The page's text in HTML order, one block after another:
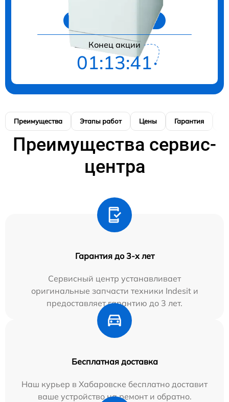
Конец акции
01:13:40
Преимущества Этапы работ Цены Гарантия
Преимущества сервис-
центра
Гарантия до 3-х лет
Сервисный центр устанавливает
оригинальные запчасти техники Indesit и
предоставляет гарантию до 3 лет.
Бесплатная доставка
Наш курьер в Хабаровске бесплатно доставит
ваше устройство на ремонт и обратно.